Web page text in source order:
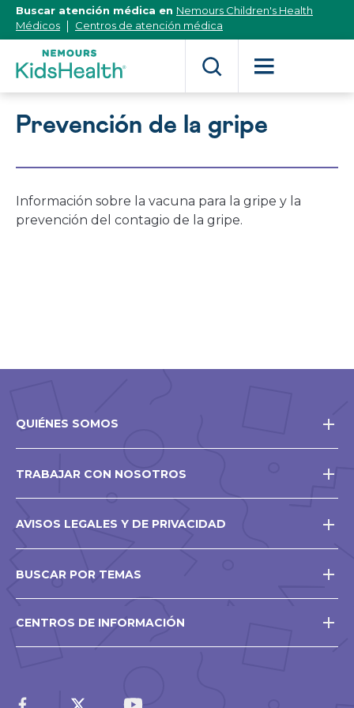
[Skip
Content]
Buscar atención médica en Nemours Children's Health
Médicos
Centros de atención médica
Prevención de la gripe
Información sobre la vacuna para la gripe y la
prevención del contagio de la gripe.
QUIÉNES SOMOS
TRABAJAR CON NOSOTROS
AVISOS LEGALES Y DE PRIVACIDAD
BUSCAR POR TEMAS
CENTROS DE INFORMACIÓN